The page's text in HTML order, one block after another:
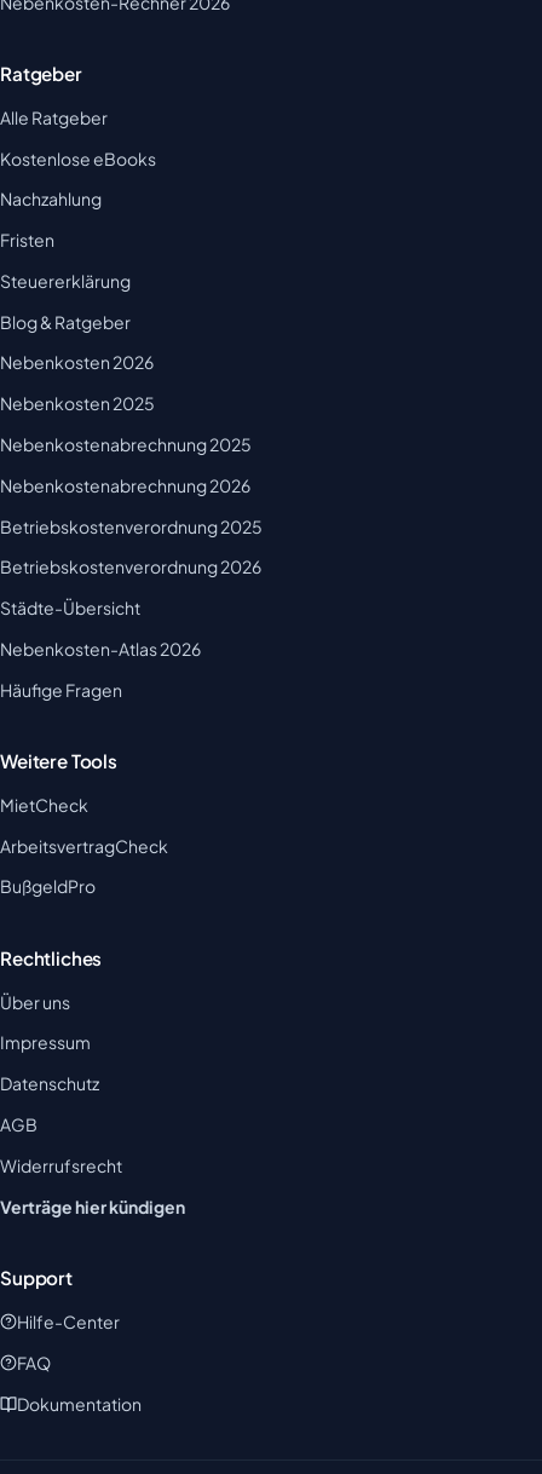
Ratgeber
Alle Ratgeber
Kostenlose eBooks
Nachzahlung
Fristen
Steuererklärung
Blog & Ratgeber
Nebenkosten 2026
Nebenkosten 2025
Nebenkostenabrechnung 2025
Nebenkostenabrechnung 2026
Betriebskostenverordnung 2025
Betriebskostenverordnung 2026
Städte-Übersicht
Nebenkosten-Atlas 2026
Häufige Fragen
Weitere Tools
MietCheck
ArbeitsvertragCheck
BußgeldPro
Rechtliches
Über uns
Impressum
Datenschutz
AGB
Widerrufsrecht
Verträge hier kündigen
Support
Hilfe-Center
FAQ
Dokumentation